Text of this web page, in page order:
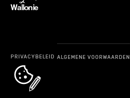
cookie_notice_link
PRIVACYBELEID ALGEMENE VOORWAARDEN